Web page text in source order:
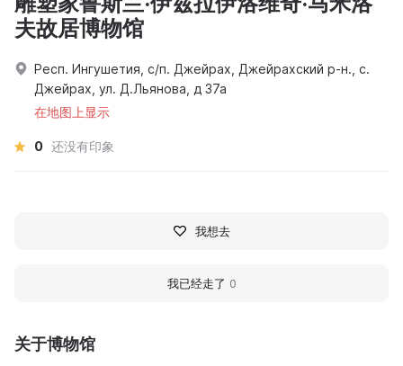
关于博物馆
夫故居博物馆
Респ. Ингушетия, с/п. Джейрах, Джейрахский р-н., с.
Джейрах, ул. Д.Льянова, д 37а
在地图上显示
0 还没有印象
我想去
我已经走了 0